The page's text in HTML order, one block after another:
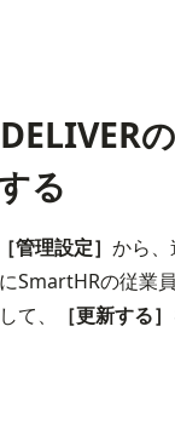
る
［管理設定］ から
SmartHRの従業
て、
［更新する］